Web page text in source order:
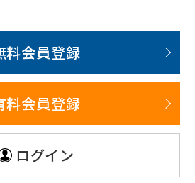
料会員登録
料会員登録
ログイン